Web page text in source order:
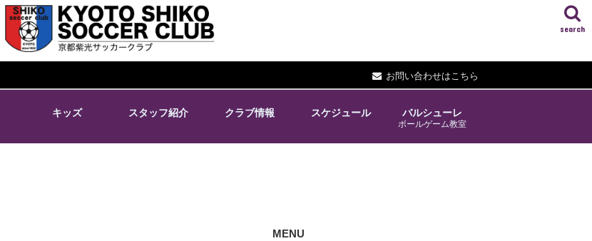
お問い合わせはこちら
search
キッズ スタッフ紹介 クラブ情報 スケジュール バルシューレ
ボールゲーム教室
MENU